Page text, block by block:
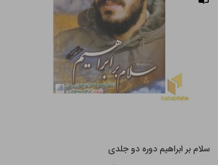
سلام بر ابراهیم دوره دو جلدی